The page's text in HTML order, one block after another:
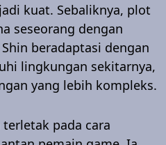
kuat. Sebaliknya, plot
seseorang dengan
beradaptasi dengan
lingkungan sekitarnya,
yang lebih kompleks.
pada cara